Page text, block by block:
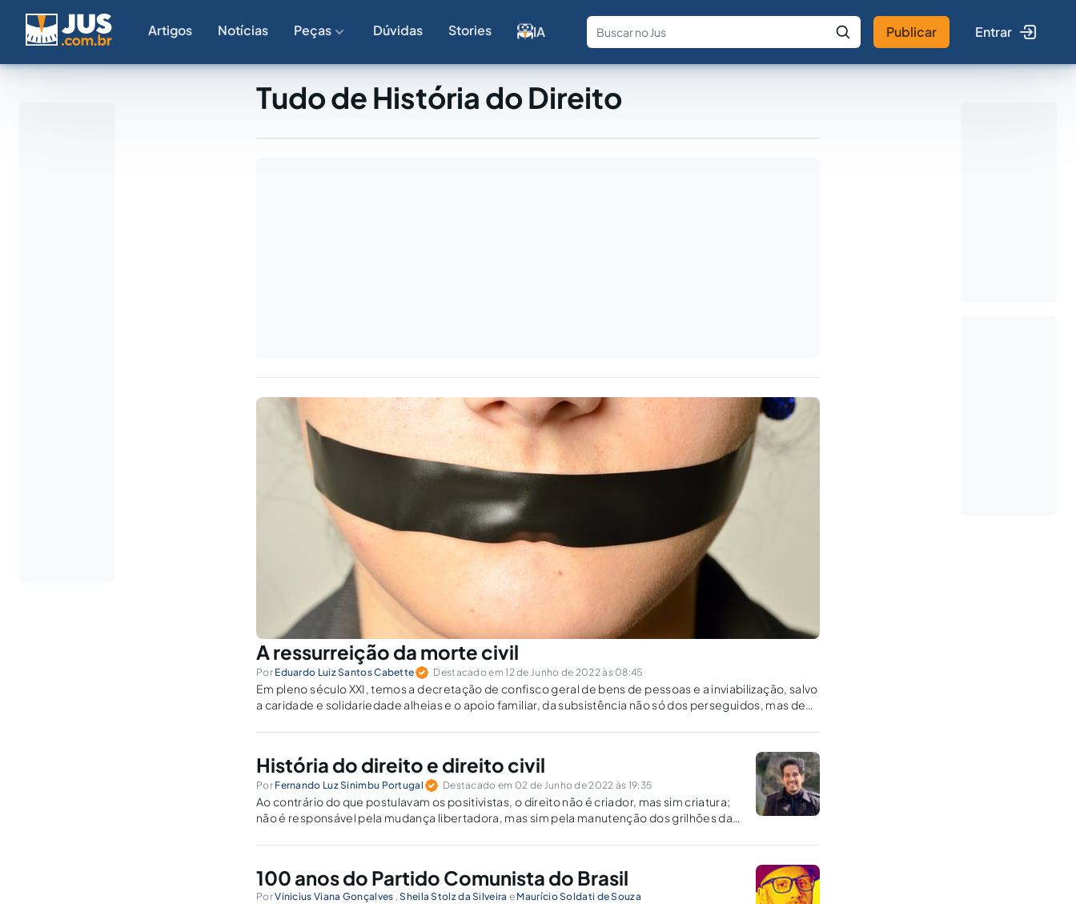
Artigos Notícias Peças Dúvidas Stories IA
Fale com a IA Buscar no Jus
Publicar Entrar
Tudo de História do Direito
A ressurreição da morte civil
Por Eduardo Luiz Santos Cabette Destacado em 12 de Junho de 2022 às 08:45
Em pleno século XXI, temos a decretação de confisco geral de bens de pessoas e a inviabilização, salvo
a caridade e solidariedade alheias e o apoio familiar, da subsistência não só dos perseguidos, mas de
História do direito e direito civil
Por Fernando Luz Sinimbu Portugal Destacado em 02 de Junho de 2022 às 19:35
Ao contrário do que postulavam os positivistas, o direito não é criador, mas sim criatura;
não é responsável pela mudança libertadora, mas sim pela manutenção dos grilhões da
100 anos do Partido Comunista do Brasil
PorVinicius Viana Gonçalves ,Sheila Stolz da Silveira e Maurício Soldati de Souza